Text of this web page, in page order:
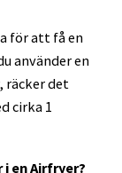
för att få en
använder en
räcker det
cirka 1
en Airfryer?